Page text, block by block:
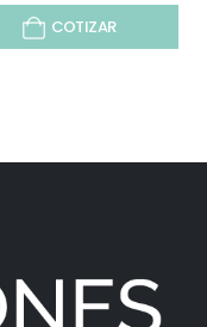
COTIZAR